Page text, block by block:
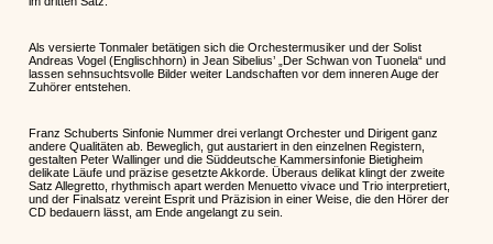
Als versierte Tonmaler betätigen sich die Orchestermusiker und der Solist
Andreas Vogel (Englischhorn) in Jean Sibelius’ „Der Schwan von Tuonela“ und
lassen sehnsuchtsvolle Bilder weiter Landschaften vor dem inneren Auge der
Zuhörer entstehen.
Franz Schuberts Sinfonie Nummer drei verlangt Orchester und Dirigent ganz
andere Qualitäten ab. Beweglich, gut austariert in den einzelnen Registern,
gestalten Peter Wallinger und die Süddeutsche Kammersinfonie Bietigheim
delikate Läufe und präzise gesetzte Akkorde. Überaus delikat klingt der zweite
Satz Allegretto, rhythmisch apart werden Menuetto vivace und Trio interpretiert,
und der Finalsatz vereint Esprit und Präzision in einer Weise, die den Hörer der
CD bedauern lässt, am Ende angelangt zu sein.